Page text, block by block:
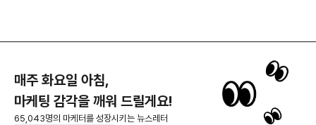
매주 화요일 아침,
마케팅 감각을 깨워 드릴게요!
65,043명의 마케터를 성장시키는 뉴스레터